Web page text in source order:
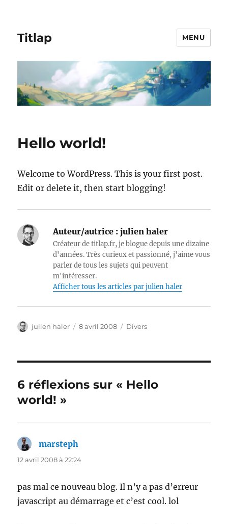
Titlap MENU
Hello world!
Welcome to WordPress. This is your first post.
Edit or delete it, then start blogging!
Auteur/autrice : julien haler
Créateur de titlap.fr, je blogue depuis une dizaine
d'années. Très curieux et passionné, j'aime vous
parler de tous les sujets qui peuvent
m'intéresser.
Afficher tous les articles par julien haler
Auteur
julien haler
Publié
8 avril 2008 Catégories
Divers
6 réflexions sur « Hello
world! »
marsteph
12 avril 2008 à 22:24
pas mal ce nouveau blog. Il n’y a pas d’erreur
javascript au démarrage et c’est cool. lol